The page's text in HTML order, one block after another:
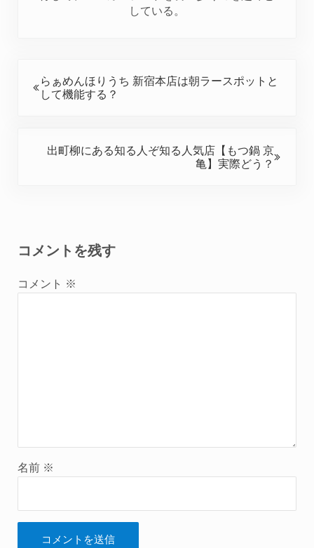
している。
らぁめんほりうち 新宿本店は朝ラースポットと
して機能する？
出町柳にある知る人ぞ知る人気店【もつ鍋 京
亀】実際どう？
コメントを残す
コメント ※
名前 ※